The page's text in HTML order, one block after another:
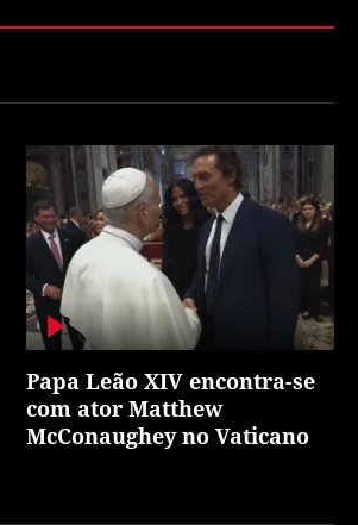
Papa Leão XIV encontra-se
com ator Matthew
McConaughey no Vaticano